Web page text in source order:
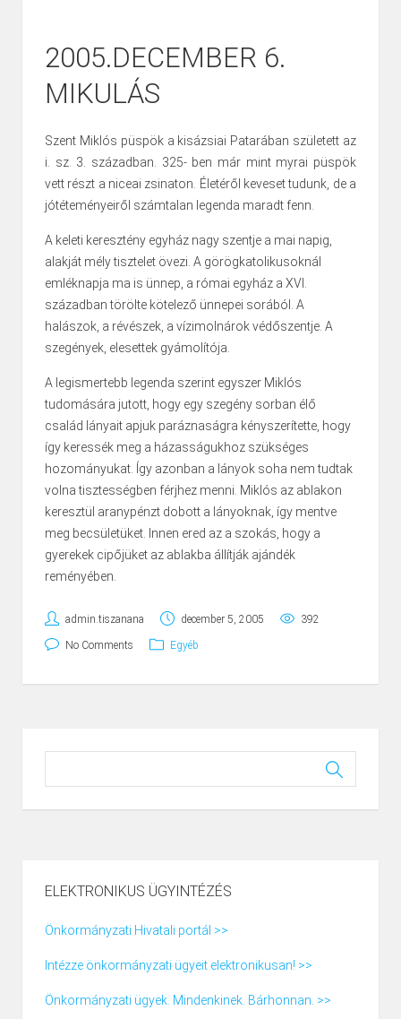
2005.DECEMBER 6.
MIKULÁS
Szent Miklós püspök a kisázsiai Patarában született az
i. sz. 3. században. 325- ben már mint myrai püspök
vett részt a niceai zsinaton. Életéről keveset tudunk, de a
jótéteményeiről számtalan legenda maradt fenn.
A keleti keresztény egyház nagy szentje a mai napig,
alakját mély tisztelet övezi. A görögkatolikusoknál
emléknapja ma is ünnep, a római egyház a XVI.
században törölte kötelező ünnepei sorából. A
halászok, a révészek, a vízimolnárok védőszentje. A
szegények, elesettek gyámolítója.
A legismertebb legenda szerint egyszer Miklós
tudomására jutott, hogy egy szegény sorban élő
család lányait apjuk paráznaságra kényszerítette, hogy
így keressék meg a házasságukhoz szükséges
hozományukat. Így azonban a lányok soha nem tudtak
volna tisztességben férjhez menni. Miklós az ablakon
keresztül aranypénzt dobott a lányoknak, így mentve
meg becsületüket. Innen ered az a szokás, hogy a
gyerekek cipőjüket az ablakba állítják ajándék
reményében.
admin.tiszanana december 5, 2005 392
No Comments Egyéb
ELEKTRONIKUS ÜGYINTÉZÉS
Önkormányzati Hivatali portál >>
Intézze önkormányzati ügyeit elektronikusan! >>
Önkormányzati ügyek. Mindenkinek. Bárhonnan. >>